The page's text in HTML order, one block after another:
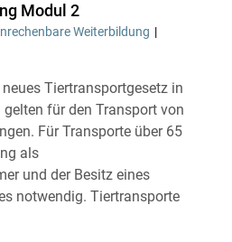
Modul 2
Weiterbildung
Tiertransportgesetz in
für den Transport von
Für Transporte über 65
als
und der Besitz eines
notwendig. Tiertransporte